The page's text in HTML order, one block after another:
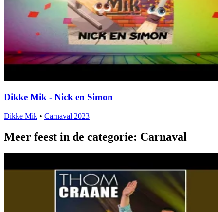
Dikke Mik - Nick en Simon
Dikke Mik • Carnaval 2023
Meer feest in de categorie: Carnaval